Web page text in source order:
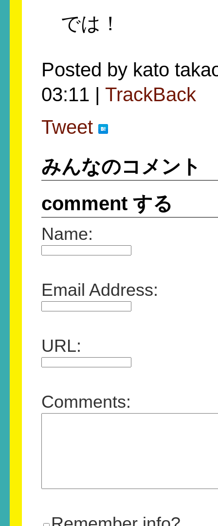
では！
Posted by kato
03:11 | TrackBack
Tweet
みんなのコメント
comment する
Name:
Email Address:
URL:
Comments: